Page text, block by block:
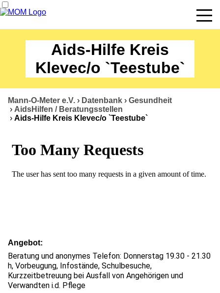
Termine
Über uns
Kontakt
Aids-Hilfe Kreis
Klevec/o `Teestube`
Mann-O-Meter e.V. › Datenbank › Gesundheit
› AidsHilfen / Beratungsstellen
› Aids-Hilfe Kreis Klevec/o `Teestube`
Angebot
Beratung und anonymes Telefon: Donnerstag 19.30 - 21.30
h, Vorbeugung, Infostände, Schulbesuche,
Kurzzeitbetreuung bei Ausfall von Angehörigen und
Verwandten i.d. Pflege